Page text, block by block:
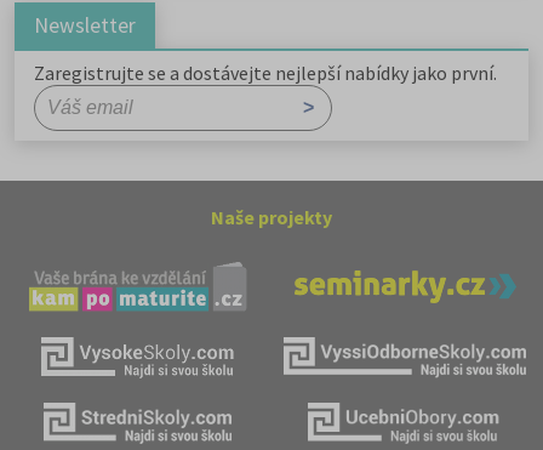
Newsletter
Zaregistrujte se a dostávejte nejlepší nabídky jako první.
Naše projekty